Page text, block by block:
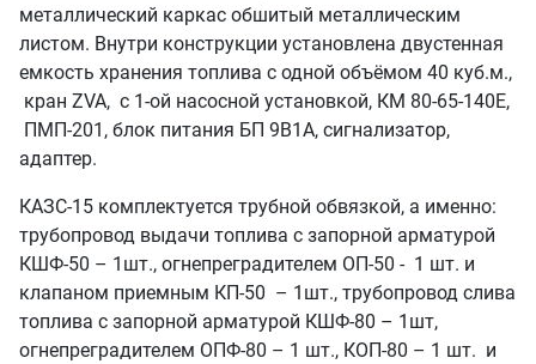
металлический каркас обшитый металлическим
листом. Внутри конструкции установлена двустенная
емкость хранения топлива с одной объёмом 40 куб.м.,
кран ZVA, с 1-ой насосной установкой, КМ 80-65-140Е,
ПМП-201, блок питания БП 9В1А, сигнализатор,
адаптер.
КАЗС-15 комплектуется трубной обвязкой, а именно:
трубопровод выдачи топлива с запорной арматурой
КШФ-50 – 1шт., огнепреградителем ОП-50 - 1 шт. и
клапаном приемным КП-50 – 1шт., трубопровод слива
топлива с запорной арматурой КШФ-80 – 1шт,
огнепреградителем ОПФ-80 – 1 шт., КОП-80 – 1 шт. и